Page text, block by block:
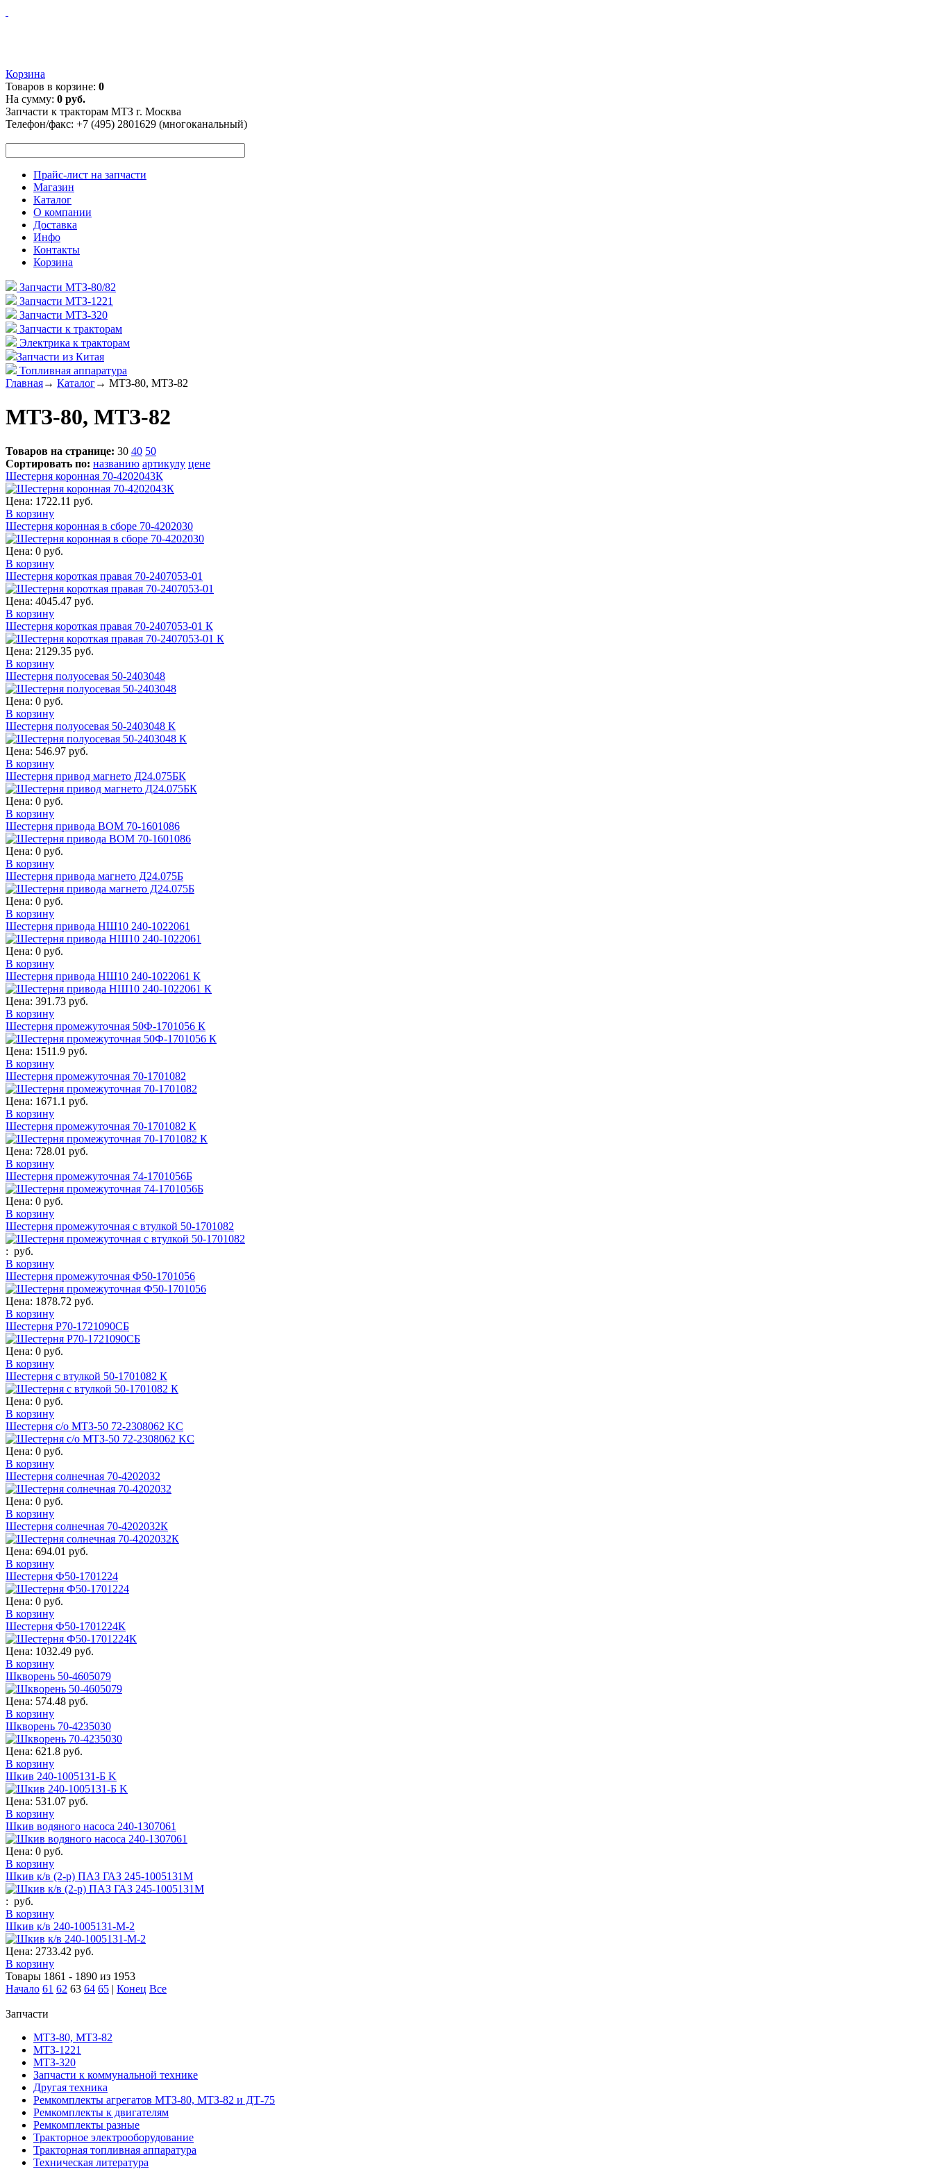
Корзина
Товаров в корзине: 0
На сумму: 0 руб.
Запчасти к тракторам МТЗ г. Москва
Телефон/факс: +7 (495) 2801629 (многоканальный)
Прайс-лист на запчасти
Магазин
Каталог
О компании
Доставка
Инфо
Контакты
Корзина
Запчасти МТЗ-80/82
Запчасти МТЗ-1221
Запчасти МТЗ-320
Запчасти к тракторам
Электрика к тракторам
Запчасти из Китая
Топливная аппаратура
Главная→ Каталог→ МТЗ-80, МТЗ-82
МТЗ-80, МТЗ-82
Товаров на странице: 30 40 50
Сортировать по: названию артикулу цене
Шестерня коронная 70-4202043К
Цена: 1722.11 руб.
В корзину
Шестерня коронная в сборе 70-4202030
Цена: 0 руб.
В корзину
Шестерня короткая правая 70-2407053-01
Цена: 4045.47 руб.
В корзину
Шестерня короткая правая 70-2407053-01 К
Цена: 2129.35 руб.
В корзину
Шестерня полуосевая 50-2403048
Цена: 0 руб.
В корзину
Шестерня полуосевая 50-2403048 К
Цена: 546.97 руб.
В корзину
Шестерня привод магнето Д24.075БК
Цена: 0 руб.
В корзину
Шестерня привода ВОМ 70-1601086
Цена: 0 руб.
В корзину
Шестерня привода магнето Д24.075Б
Цена: 0 руб.
В корзину
Шестерня привода НШ10 240-1022061
Цена: 0 руб.
В корзину
Шестерня привода НШ10 240-1022061 К
Цена: 391.73 руб.
В корзину
Шестерня промежуточная 50Ф-1701056 К
Цена: 1511.9 руб.
В корзину
Шестерня промежуточная 70-1701082
Цена: 1671.1 руб.
В корзину
Шестерня промежуточная 70-1701082 К
Цена: 728.01 руб.
В корзину
Шестерня промежуточная 74-1701056Б
Цена: 0 руб.
В корзину
Шестерня промежуточная с втулкой 50-1701082
: руб.
В корзину
Шестерня промежуточная Ф50-1701056
Цена: 1878.72 руб.
В корзину
Шестерня Р70-1721090СБ
Цена: 0 руб.
В корзину
Шестерня с втулкой 50-1701082 К
Цена: 0 руб.
В корзину
Шестерня с/о МТЗ-50 72-2308062 KС
Цена: 0 руб.
В корзину
Шестерня солнечная 70-4202032
Цена: 0 руб.
В корзину
Шестерня солнечная 70-4202032К
Цена: 694.01 руб.
В корзину
Шестерня Ф50-1701224
Цена: 0 руб.
В корзину
Шестерня Ф50-1701224К
Цена: 1032.49 руб.
В корзину
Шкворень 50-4605079
Цена: 574.48 руб.
В корзину
Шкворень 70-4235030
Цена: 621.8 руб.
В корзину
Шкив 240-1005131-Б K
Цена: 531.07 руб.
В корзину
Шкив водяного насоса 240-1307061
Цена: 0 руб.
В корзину
Шкив к/в (2-р) ПАЗ ГАЗ 245-1005131М
: руб.
В корзину
Шкив к/в 240-1005131-М-2
Цена: 2733.42 руб.
В корзину
Товары 1861 - 1890 из 1953
Начало 61 62 63 64 65 | Конец Все
Запчасти
МТЗ-80, МТЗ-82
МТЗ-1221
МТЗ-320
Запчасти к коммунальной технике
Другая техника
Ремкомплекты агрегатов МТЗ-80, МТЗ-82 и ДТ-75
Ремкомплекты к двигателям
Ремкомплекты разные
Тракторное электрооборудование
Тракторная топливная аппаратура
Техническая литература